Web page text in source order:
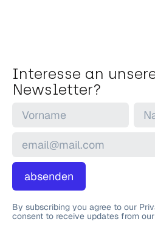
Interesse an
Newsletter?
absenden
By subscribing you agree to our
consent to receive updates from